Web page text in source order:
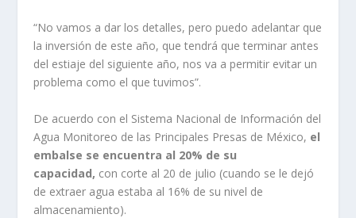
“No vamos a dar los detalles, pero puedo adelantar que
la inversión de este año, que tendrá que terminar antes
del estiaje del siguiente año, nos va a permitir evitar un
problema como el que tuvimos”.
De acuerdo con el Sistema Nacional de Información del
Agua Monitoreo de las Principales Presas de México, el
embalse se encuentra al 20% de su
capacidad, con corte al 20 de julio (cuando se le dejó
de extraer agua estaba al 16% de su nivel de
almacenamiento).